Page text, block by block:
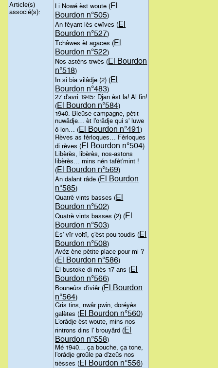
Article(s)
associé(s):
Li Nowé èst woute (El
Bourdon n°505)
An fèyant lès cwîves (El
Bourdon n°527)
Tchâwes èt agaces (El
Bourdon n°522)
Nos-asténs trwès (El Bourdon
n°518)
In si bia vilâdje (2) (El
Bourdon n°483)
27 d'avri 1945: Djan èst la! Al fin!
(El Bourdon n°584)
1940. Bleûse campagne, pètit
nuwâdje… èt l'orâdje qui s' luwe
ô lon… (El Bourdon n°491)
Rèves as fèrloques… Fèrloques
di rèves (El Bourdon n°504)
Libèrès, libèrès, nos-astons
libèrès… mins nén tafèt'mint !
(El Bourdon n°569)
An dalant râde (El Bourdon
n°585)
Quatrè vints basses (El
Bourdon n°502)
Quatrè vints basses (2) (El
Bourdon n°503)
Ès' vîr voltî, ç'èst pou toudis (El
Bourdon n°508)
Avéz ène pètite place pour mi ?
(El Bourdon n°586)
Èl bustoke di mès 17 ans (El
Bourdon n°566)
Bouneûrs d'iviêr (El Bourdon
n°564)
Gris tins, nwâr pwin, doréyès
galètes (El Bourdon n°560)
L'orâdje èst woute, mins nos
rintrons dins l' brouyârd (El
Bourdon n°558)
Mé 1940… ça bouche, ça tone,
l'orâdje groûle pa d'zeûs nos
tièsses (El Bourdon n°556)